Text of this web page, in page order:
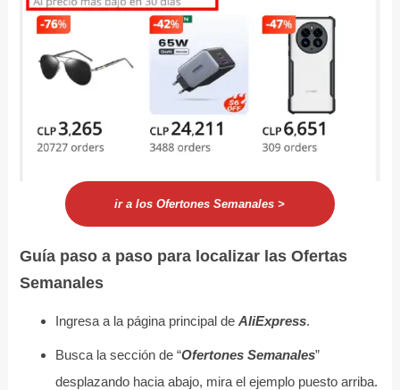
ir a los Ofertones Semanales >
Guía paso a paso para localizar las Ofertas
Semanales
Ingresa a la página principal de AliExpress.
Busca la sección de “Ofertones Semanales”
desplazando hacia abajo, mira el ejemplo puesto arriba.